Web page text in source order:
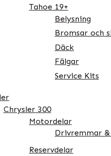
Tahoe 19+
Belysning
Bromsar och
Däck
Fälgar
Service Kits
Chrysler 300
Motordelar
Drivremmar
Reservdelar